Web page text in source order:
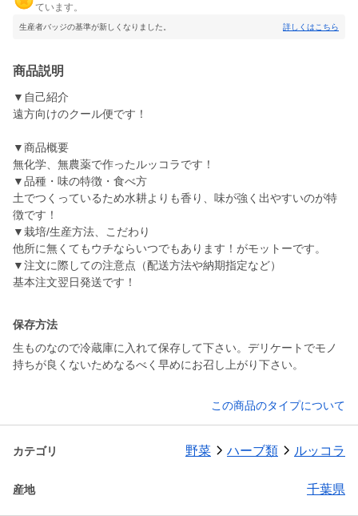
ています。
生産者バッジの基準が新しくなりました。 詳しくはこちら
商品説明
▼自己紹介
遠方向けのクール便です！
▼商品概要
無化学、無農薬で作ったルッコラです！
▼品種・味の特徴・食べ方
土でつくっているため水耕よりも香り、味が強く出やすいのが特
徴です！
▼栽培/生産方法、こだわり
他所に無くてもウチならいつでもあります！がモットーです。
▼注文に際しての注意点（配送方法や納期指定など）
基本注文翌日発送です！
保存方法
生ものなので冷蔵庫に入れて保存して下さい。デリケートでモノ
持ちが良くないためなるべく早めにお召し上がり下さい。
この商品のタイプについて
カテゴリ 野菜 ハーブ類 ルッコラ
産地 千葉県